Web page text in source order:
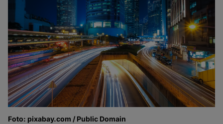
Foto: pixabay.com / Public Domain